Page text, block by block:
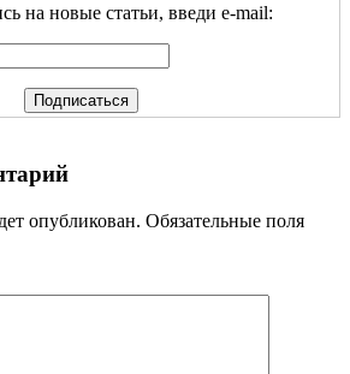
на новые статьи, введи e-mail:
опубликован. Обязательные поля